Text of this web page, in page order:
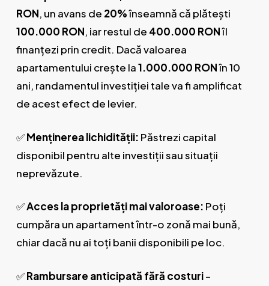
RON, un avans de 20%înseamnă că plătești
100.000 RON, iar restul de 400.000 RONîl
finanțezi prin credit. Dacă valoarea
apartamentului crește la1.000.000 RONîn 10
ani, randamentul investiției tale va fi amplificat
de acest efect de levier.
✅Menținerea lichidității: Păstrezi capital
disponibil pentru alte investiții sau situații
neprevăzute.
✅Acces la proprietăți mai valoroase: Poți
cumpăra un apartament într-o zonă mai bună,
chiar dacă nu ai toți banii disponibili pe loc.
✅Rambursare anticipată fără costuri–